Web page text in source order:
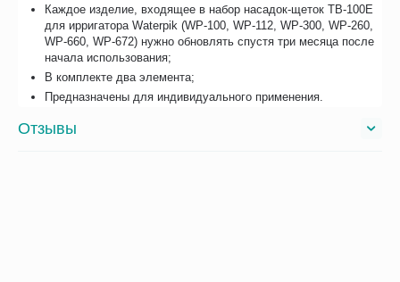
Каждое изделие, входящее в набор насадок-щеток ТВ-100Е
для ирригатора Waterpik (WP-100, WP-112, WP-300, WP-260,
WP-660, WP-672) нужно обновлять спустя три месяца после
начала использования;
В комплекте два элемента;
Предназначены для индивидуального применения.
Отзывы